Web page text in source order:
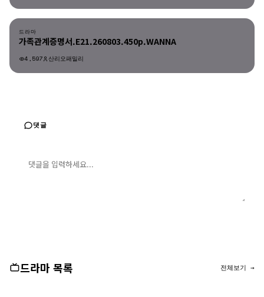
드라마
드라마
가족관계증명서.E21.260803.450p.WANNA
4,597 산리오패밀리
댓글
드라마 목록 전체보기 →